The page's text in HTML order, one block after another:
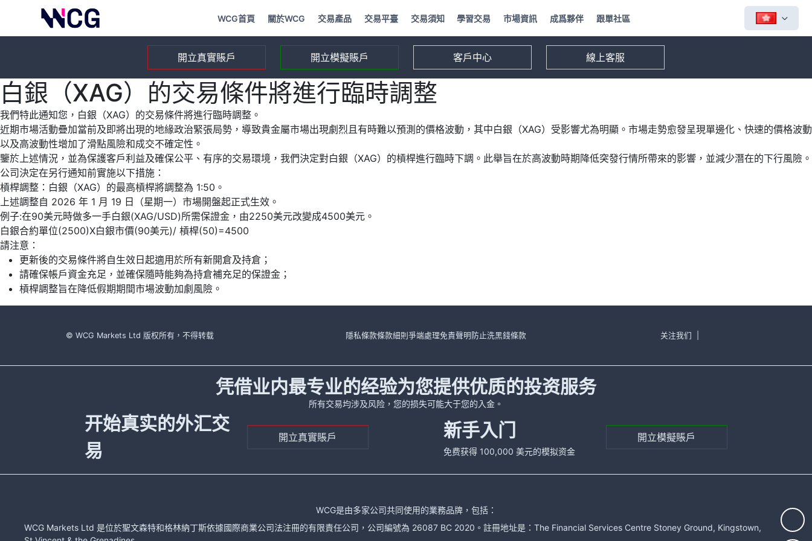
WCG首頁 關於WCG 交易產品 交易平臺 交易須知 學習交易 市場資訊 成爲夥伴 跟單社區
開立真實賬戶 開立模擬賬戶 客戶中心 線上客服
白銀（XAG）的交易條件將進行臨時調整
我們特此通知您，白銀（XAG）的交易條件將進行臨時調整。
近期市場活動疊加當前及即將出現的地緣政治緊張局勢，導致貴金屬市場出現劇烈且有時難以預測的價格波動，其中白銀（XAG）受影響尤為明顯。市場走勢愈發呈現單邊化、快速的價格波動
以及高波動性增加了滑點風險和成交不確定性。
鑒於上述情況，並為保護客戶利益及確保公平、有序的交易環境，我們決定對白銀（XAG）的槓桿進行臨時下調。此舉旨在於高波動時期降低突發行情所帶來的影響，並減少潛在的下行風險。
公司決定在另行通知前實施以下措施：
槓桿調整：白銀（XAG）的最高槓桿將調整為 1:50。
上述調整自 2026 年 1 月 19 日（星期一）市場開盤起正式生效。
例子:在90美元時做多一手白銀(XAG/USD)所需保證金，由2250美元改變成4500美元。
白銀合約單位(2500)X白銀市價(90美元)/ 槓桿(50)=4500
請注意：
更新後的交易條件將自生效日起適用於所有新開倉及持倉；
請確保帳戶資金充足，並確保隨時能夠為持倉補充足的保證金；
槓桿調整旨在降低假期期間市場波動加劇風險。
© WCG Markets Ltd 版权所有，不得转载 隱私條款條款細則 爭端處理免責聲明 防止洗黑錢條款 关注我们
凭借业内最专业的经验为您提供优质的投资服务
所有交易均涉及风险，您的损失可能大于您的入金。
开始真实的外汇交
易
開立真實賬戶 新手入门
免费获得 100,000 美元的模拟资金
開立模擬賬戶
WCG是由多家公司共同使用的業務品牌，包括：
WCG Markets Ltd 是位於聖文森特和格林納丁斯依據國際商業公司法注冊的有限責任公司，公司編號為 26087 BC 2020。註冊地址是：The Financial Services Centre Stoney Ground, Kingstown,